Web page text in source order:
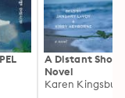
A Distant
Novel
Karen